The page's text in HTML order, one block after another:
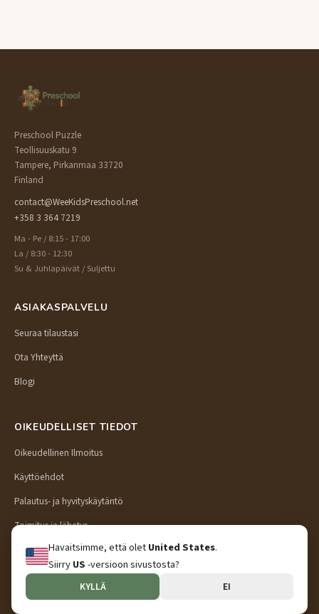
Havaitsimme, että oletUnited States.
SiirryUS-versioon sivustosta?
KYLLÄ EI
Preschool Puzzle
Teollisuuskatu 9
Tampere, Pirkanmaa 33720
Finland
contact@WeeKidsPreschool.net
+358 3 364 7219
Ma - Pe / 8:15 - 17:00
La / 8:30 - 12:30
Su & Juhlapäivät / Suljettu
ASIAKASPALVELU
Seuraa tilaustasi
Ota Yhteyttä
Blogi
OIKEUDELLISET TIEDOT
Oikeudellinen Ilmoitus
Käyttöehdot
Palautus- ja hyvityskäytäntö
Toimitus ja lähetys
Tietosuojakäytäntö